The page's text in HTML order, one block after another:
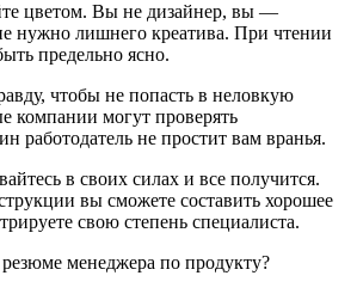
цветом. Вы не дизайнер, вы —
нужно лишнего креатива. При чтении
предельно ясно.
чтобы не попасть в неловкую
компании могут проверять
работодатель не простит вам вранья.
в своих силах и все получится.
вы сможете составить хорошее
свою степень специалиста.
менеджера по продукту?